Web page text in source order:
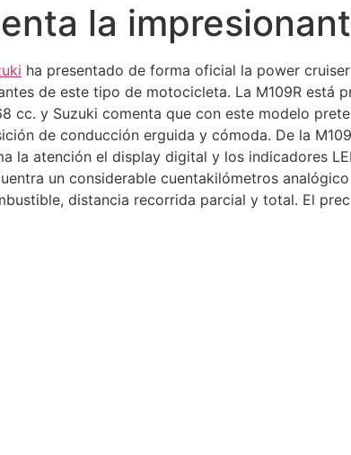
la
ha presentado de forma oficial la power cruiser
de este tipo de motocicleta. La M109R está
cc. y Suzuki comenta que con este modelo
de conducción erguida y cómoda. De la
la atención el display digital y los indicadores
un considerable cuentakilómetros
distancia recorrida parcial y total. El